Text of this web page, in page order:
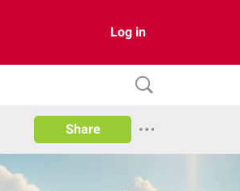
Log in
Share